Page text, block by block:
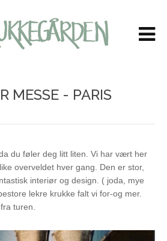
MESSE - PARIS
du føler deg litt liten. Vi har vært her
overveldet hver gang. Den er stor,
interiør og design. ( joda, mye
lekre krukke falt vi for-og mer.
turen.
CREATE AN ACCOUNT
Glemt ditt brukernavn?